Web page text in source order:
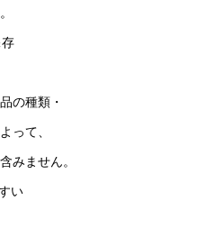
の種類・
って、
みません。
い